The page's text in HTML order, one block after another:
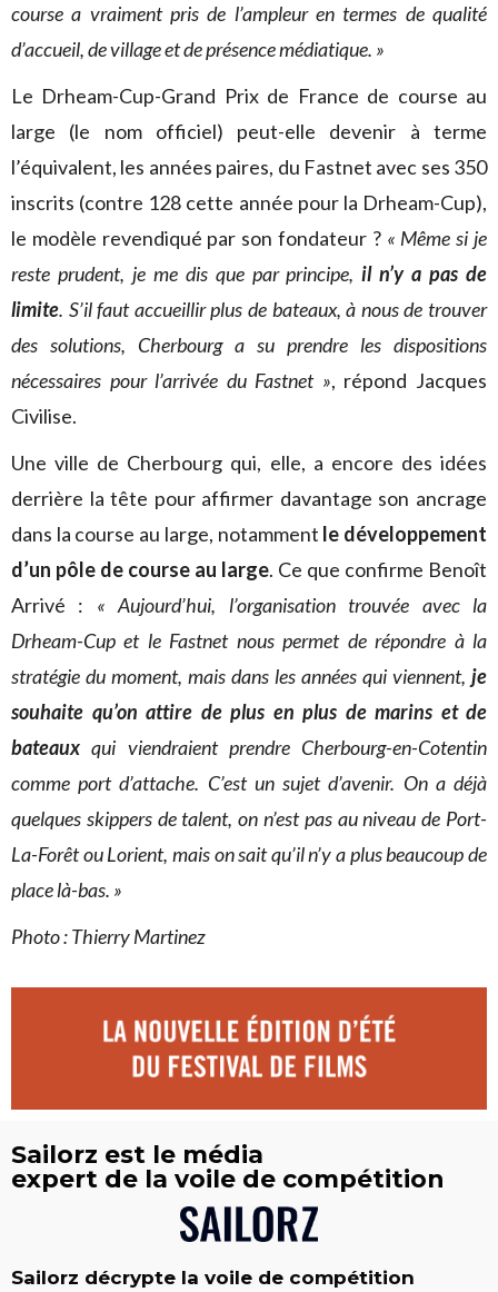
course a vraiment pris de l’ampleur en termes de qualité
d’accueil, de village et de présence médiatique. »
Le Drheam-Cup-Grand Prix de France de course au
large (le nom officiel) peut-elle devenir à terme
l’équivalent, les années paires, du Fastnet avec ses 350
inscrits (contre 128 cette année pour la Drheam-Cup),
le modèle revendiqué par son fondateur ? « Même si je
reste prudent, je me dis que par principe,il n’y a pas de
limite. S’il faut accueillir plus de bateaux, à nous de trouver
des solutions, Cherbourg a su prendre les dispositions
nécessaires pour l’arrivée du Fastnet », répond Jacques
Civilise.
Une ville de Cherbourg qui, elle, a encore des idées
derrière la tête pour affirmer davantage son ancrage
dans la course au large, notamment le développement
d’un pôle de course au large. Ce que confirme Benoît
Arrivé : « Aujourd’hui, l’organisation trouvée avec la
Drheam-Cup et le Fastnet nous permet de répondre à la
stratégie du moment, mais dans les années qui viennent, je
souhaite qu’on attire de plus en plus de marins et de
bateaux qui viendraient prendre Cherbourg-en-Cotentin
comme port d’attache. C’est un sujet d’avenir. On a déjà
quelques skippers de talent, on n’est pas au niveau de Port-
La-Forêt ou Lorient, mais on sait qu’il n’y a plus beaucoup de
place là-bas. »
Photo : Thierry Martinez
Sailorz est le média
expert de la voile de compétition
Sailorz décrypte la voile de compétition